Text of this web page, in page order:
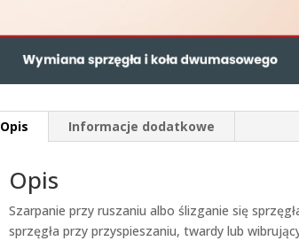
Opis Informacje dodatkowe
Opis
Szarpanie przy ruszaniu albo ślizganie się
sprzęgła przy przyspieszaniu, twardy lub